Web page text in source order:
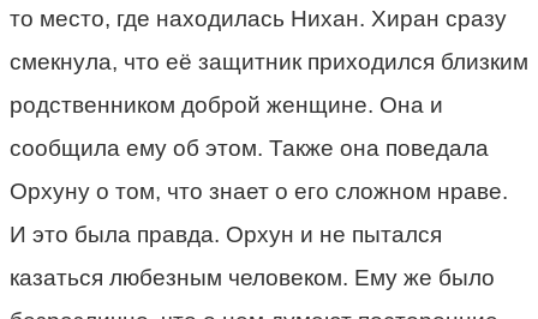
то место, где находилась Нихан. Хиран сразу
смекнула, что её защитник приходился близким
родственником доброй женщине. Она и
сообщила ему об этом. Также она поведала
Орхуну о том, что знает о его сложном нраве.
И это была правда. Орхун и не пытался
казаться любезным человеком. Ему же было